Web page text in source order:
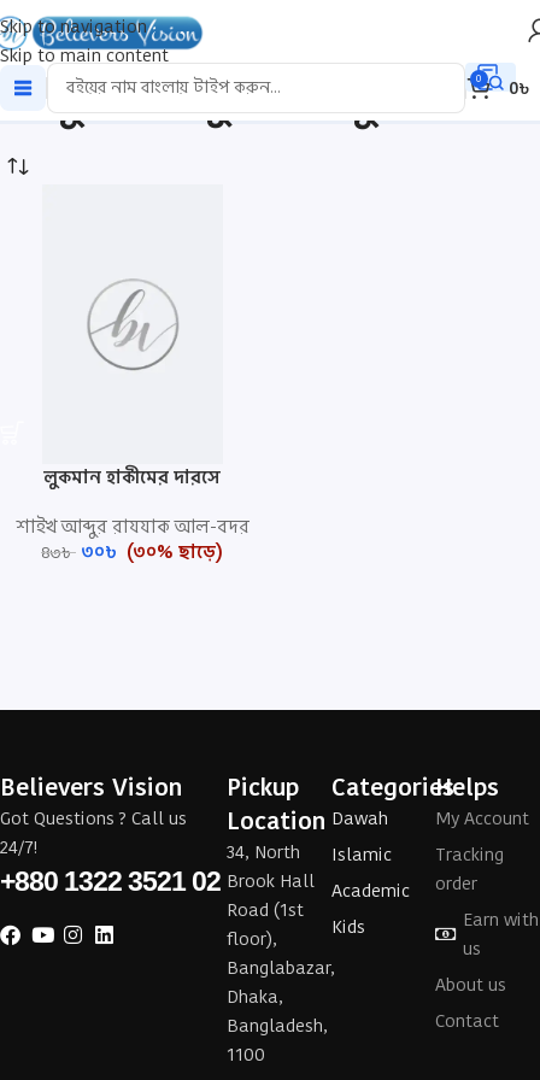
Skip to navigation
Skip to main content
0 0৳
আবু হিশাম মুহাম্মাদ ফুয়াদ
লুকমান হাকীমের দারসে
শাইখ আব্দুর রাযযাক আল-বদর
৪৩৳ ৩০৳ (৩০% ছাড়ে)
Believers Vision
Got Questions ? Call us
24/7!
+880 1322 3521 02
Pickup
Location
34, North
Brook Hall
Road (1st
floor),
Banglabazar,
Dhaka,
Bangladesh,
1100
Categories
Dawah
Islamic
Academic
Kids
Helps
My Account
Tracking
order
Earn with
us
About us
Contact